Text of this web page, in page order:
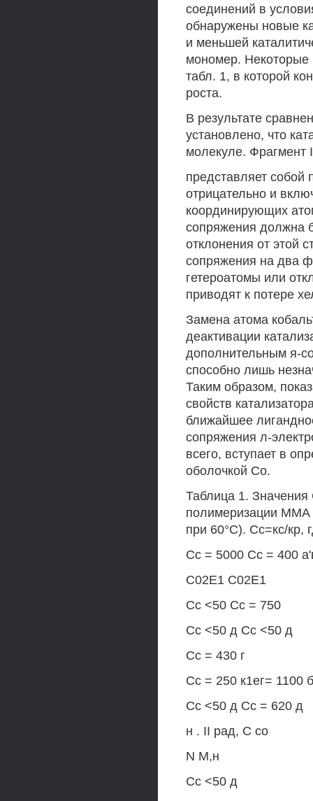
соединений в
обнаружены новые
и меньшей
мономер. Некоторые
табл. 1, в которой
роста.
В результате
установлено, что
молекуле. Фрагмент I
представляет
отрицательно и
координирующих
сопряжения должна
отклонения от этой
сопряжения на два
гетероатомы или
приводят к потере
Замена атома
деактивации
дополнительным я-
способно лишь
Таким образом,
свойств
ближайшее
сопряжения л-
всего, вступает в
оболочкой Со.
Таблица 1.
полимеризации ММА
при 60°С). Сс=кс/кр,
Сс = 5000 Сс = 400
С02Е1 С02Е1
Сс <50 Сс = 750
Сс <50 д Сс <50 д
Сс = 430 г
Сс = 250 к1ег= 1100
Сс <50 д Сс = 620 д
н . II рад, С со
N М,н
Сс <50 д